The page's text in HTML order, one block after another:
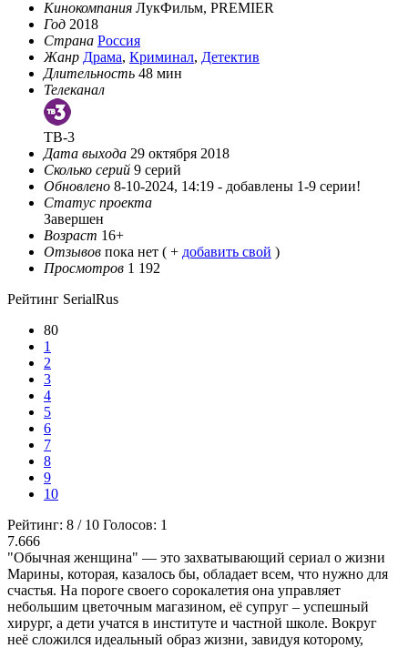
Кинокомпания ЛукФильм, PREMIER
Год 2018
Страна Россия
Жанр Драма, Криминал, Детектив
Длительность 48 мин
Телеканал
ТВ-3
Дата выхода 29 октября 2018
Сколько серий 9 серий
Обновлено 8-10-2024, 14:19 - добавлены 1-9 серии!
Статус проекта
Завершен
Возраст 16+
Отзывов пока нет ( + добавить свой )
Просмотров 1 192
Рейтинг SerialRus
80
1
2
3
4
5
6
7
8
9
10
Рейтинг: 8 / 10 Голосов: 1
7.666
"Обычная женщина" — это захватывающий сериал о жизни
Марины, которая, казалось бы, обладает всем, что нужно для
счастья. На пороге своего сорокалетия она управляет
небольшим цветочным магазином, её супруг – успешный
хирург, а дети учатся в институте и частной школе. Вокруг
неё сложился идеальный образ жизни, завидуя которому,